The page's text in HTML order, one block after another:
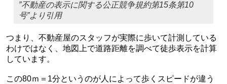
”不動産の表示に関する公正競争規約第15条第10
号”より引用
つまり、不動産屋のスタッフが実際に歩いて計測している
わけではなく、地図上で道路距離を調べて徒歩表示を計算
しています。
この80ｍ＝1分というのが人によって歩くスピードが違う